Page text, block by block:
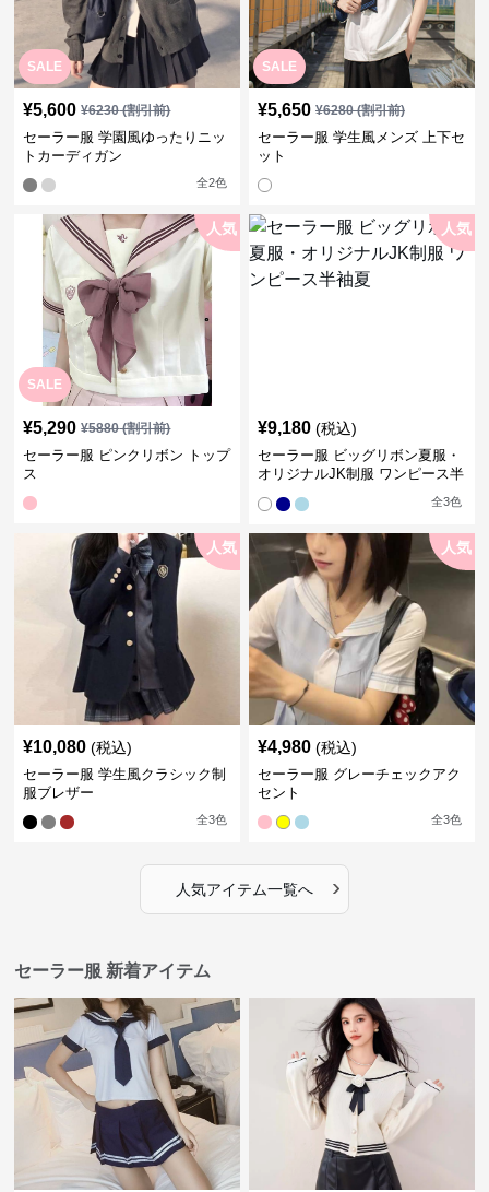
SALE
¥5,600 ¥6230(割引前)
セーラー服 学園風ゆったりニッ
トカーディガン
全2色
SALE
¥5,650 ¥6280(割引前)
セーラー服 学生風メンズ 上下セ
ット
SALE
人気
¥5,290 ¥5880(割引前)
セーラー服 ピンクリボン トップ
ス
人気
¥9,180 (税込)
セーラー服 ビッグリボン夏服・
オリジナルJK制服 ワンピース半
全3色
人気
¥10,080 (税込)
セーラー服 学生風クラシック制
服ブレザー
全3色
人気
¥4,980 (税込)
セーラー服 グレーチェックアク
セント
全3色
人気アイテム一覧へ ›
セーラー服 新着アイテム